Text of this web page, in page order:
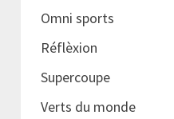
Omni sports
Réflèxion
Supercoupe
Verts du monde